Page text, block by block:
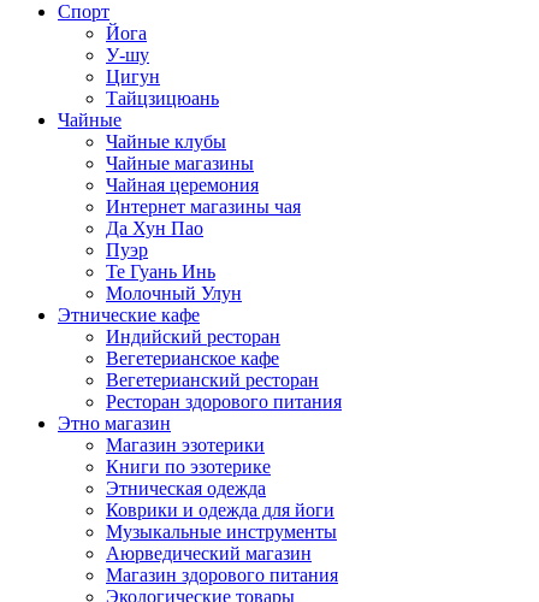
Спорт
Йога
У-шу
Цигун
Тайцзицюань
Чайные
Чайные клубы
Чайные магазины
Чайная церемония
Интернет магазины чая
Да Хун Пао
Пуэр
Те Гуань Инь
Молочный Улун
Этнические кафе
Индийский ресторан
Вегетерианское кафе
Вегетерианский ресторан
Ресторан здорового питания
Этно магазин
Магазин эзотерики
Книги по эзотерике
Этническая одежда
Коврики и одежда для йоги
Музыкальные инструменты
Аюрведический магазин
Магазин здорового питания
Экологические товары